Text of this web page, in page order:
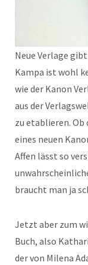
Neue Verlage
Kampa ist wohl
wie der Kanon
aus der
zu etablieren. Ob
eines neuen
Affen lässt so
braucht man ja
Jetzt aber zum
Buch, also
der von Milena